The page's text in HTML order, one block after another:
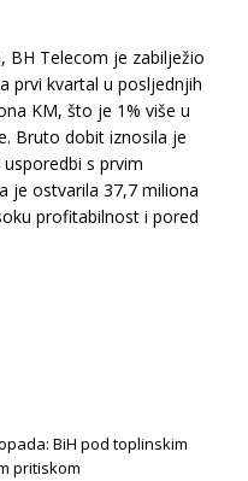
BH Telecom je zabilježio
prvi kvartal u posljednjih
KM, što je 1% više u
Bruto dobit iznosila je
s prvim
je ostvarila 37,7 miliona
profitabilnost i pored
BiH pod toplinskim
pritiskom